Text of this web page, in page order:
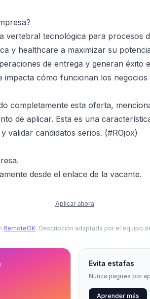
vertebral tecnológica para procesos
y healthcare a maximizar su
de entrega y generan éxito
impacta cómo funcionan los
completamente esta oferta,
de aplicar. Esta es una
validar candidatos serios. (#ROjox)
desde el enlace de la vacante.
Aplicar ahora
RemoteOK. Descripción adaptada por el equipo
Evita estafas
Nunca pagues por
Aprender más